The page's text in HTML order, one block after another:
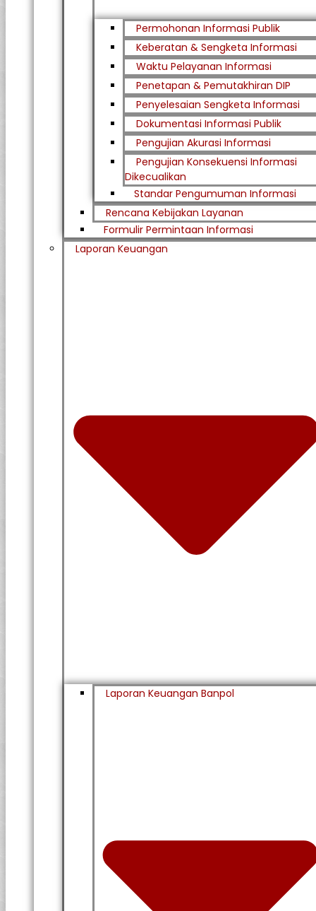
Permohonan Informasi Publik
Keberatan & Sengketa Informasi
Waktu Pelayanan Informasi
Penetapan & Pemutakhiran DIP
Penyelesaian Sengketa Informasi
Dokumentasi Informasi Publik
Pengujian Akurasi Informasi
Pengujian Konsekuensi Informasi
Dikecualikan
Standar Pengumuman Informasi
Rencana Kebijakan Layanan
Formulir Permintaan Informasi
Laporan Keuangan
Laporan Keuangan Banpol